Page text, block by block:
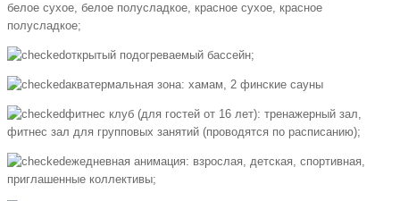
белое сухое, белое полусладкое, красное сухое, красное
полусладкое;
открытый подогреваемый бассейн;
акватермальная зона: хамам, 2 финские сауны
фитнес клуб (для гостей от 16 лет): тренажерный зал,
фитнес зал для групповых занятий (проводятся по расписанию);
ежедневная анимация: взрослая, детская, спортивная,
приглашенные коллективы;